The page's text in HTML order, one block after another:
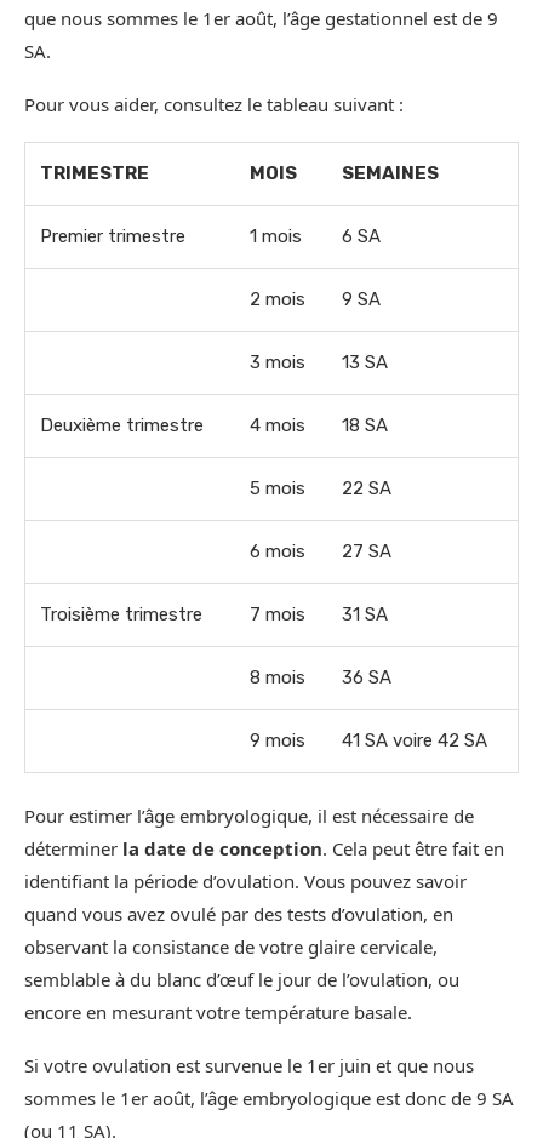
que nous sommes le 1er août, l’âge gestationnel est de 9
SA.
Pour vous aider, consultez le tableau suivant :
TRIMESTRE MOIS SEMAINES
Premier trimestre 1 mois 6 SA
2 mois 9 SA
3 mois 13 SA
Deuxième trimestre 4 mois 18 SA
5 mois 22 SA
6 mois 27 SA
Troisième trimestre 7 mois 31 SA
8 mois 36 SA
9 mois 41 SA voire 42 SA
Pour estimer l’âge embryologique, il est nécessaire de
déterminer la date de conception. Cela peut être fait en
identifiant la période d’ovulation. Vous pouvez savoir
quand vous avez ovulé par des tests d’ovulation, en
observant la consistance de votre glaire cervicale,
semblable à du blanc d’œuf le jour de l’ovulation, ou
encore en mesurant votre température basale.
Si votre ovulation est survenue le 1er juin et que nous
sommes le 1er août, l’âge embryologique est donc de 9 SA
(ou 11 SA).